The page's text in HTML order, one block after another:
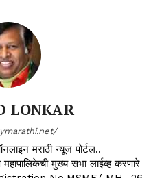
LONKAR
मराठी न्यूज पोर्टल..
मुख्य सभा लाईव्ह करणारे